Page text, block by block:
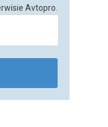
Avtopro.